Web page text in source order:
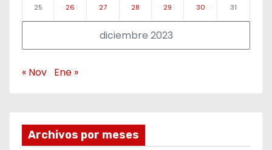
diciembre 2023
25 26 27 28 29 30 31
« Nov Ene »
Archivos por meses